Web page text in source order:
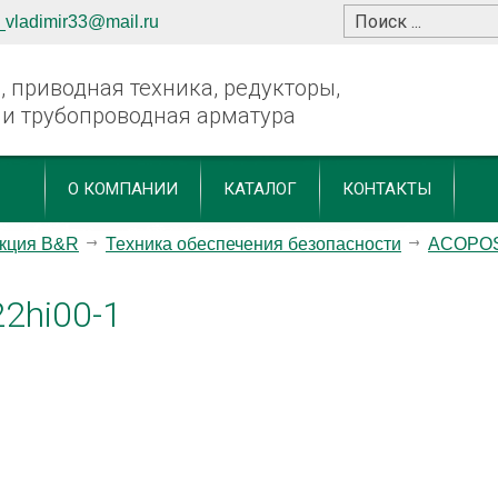
приводная техника, редукторы,
трубопроводная арматура
О КОМПАНИИ КАТАЛОГ КОНТАКТЫ
B&R Техника обеспечения безопасности
1